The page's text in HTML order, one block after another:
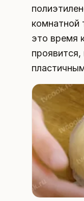
комнатной
это время
проявится,